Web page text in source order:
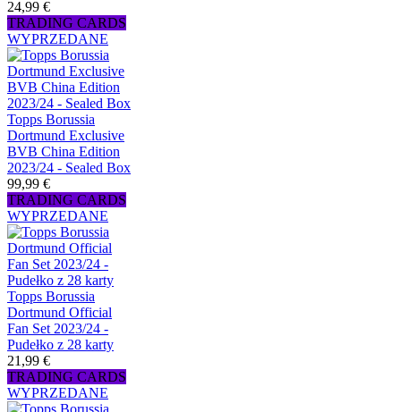
24,99 €
TRADING CARDS
WYPRZEDANE
Topps Borussia
Dortmund Exclusive
BVB China Edition
2023/24 - Sealed Box
99,99 €
TRADING CARDS
WYPRZEDANE
Topps Borussia
Dortmund Official
Fan Set 2023/24 -
Pudełko z 28 karty
21,99 €
TRADING CARDS
WYPRZEDANE